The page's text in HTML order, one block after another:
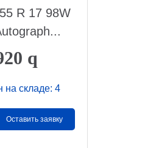
R 17 98W
q
на складе: 4
Оставить заявку